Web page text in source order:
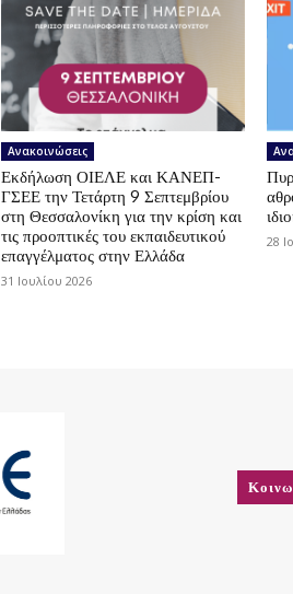
Ανακοινώσεις
Εκδήλωση ΟΙΕΛΕ και ΚΑΝΕΠ-
ΓΣΕΕ την Τετάρτη 9 Σεπτεμβρίου
στη Θεσσαλονίκη για την κρίση και
τις προοπτικές του εκπαιδευτικού
επαγγέλματος στην Ελλάδα
31 Ιουλίου 2026
28